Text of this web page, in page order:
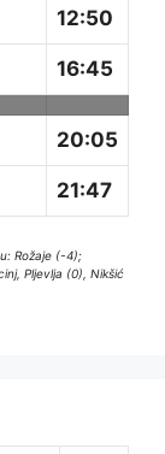
12:50
16:45
20:05
21:47
Rožaje (-4);
Pljevlja (0), Nikšić